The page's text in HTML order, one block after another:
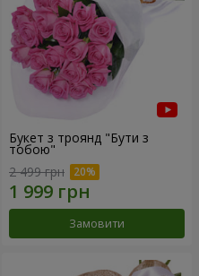
Букет з троянд "Бути з
тобою"
2 499 грн
Замовити